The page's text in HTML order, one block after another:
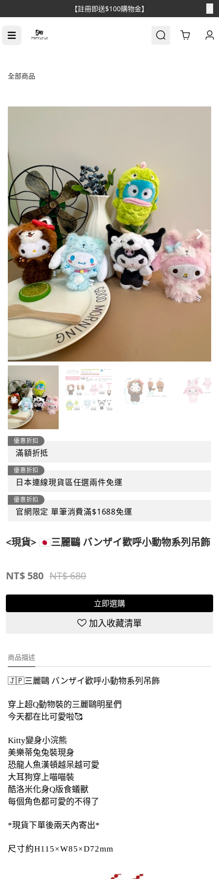
【註冊即送$100購物金】
Cart
全部商品
優惠折扣
滿額折抵
優惠折扣
日本連線現貨區任選兩件免運
優惠折扣
官網限定 單筆消費滿$1688免運
<現貨> 🇯🇵三麗鷗 バンザイ歡呼小動物系列吊飾
NT$ 580 NT$ 680
立即選購
加入收藏清單
商品描述
🇯🇵三麗鷗 バンザイ歡呼小動物系列吊飾
穿上超Q動物裝的三麗鷗明星們
今天都在比可愛啦🥰
Kitty變身小浣熊
美樂蒂兔兔裝現身
恐龍人魚漢頓越呆越可愛
大耳狗穿上喵喵裝
酷洛米化身Q版食蟻獸
每個角色都可愛的不得了
*現貨下單後兩天內寄出*
尺寸約H115×W85×D72mm